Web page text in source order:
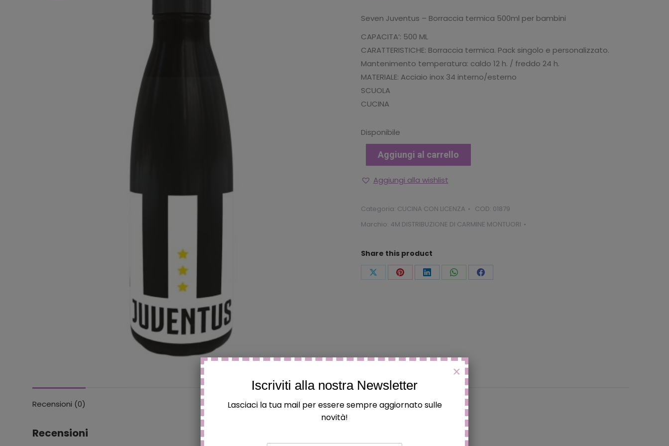
era:
€19.90.
è:
Seven Juventus – Borraccia termica 500ml per bambini
CAPACITA’: 500 ML
CARATTERISTICHE: Borraccia termica. Pack singolo e personalizzato.
Mantenimento temperatura: caldo 12 h. / freddo 24 h.
MATERIALE: Acciaio inox 34 interno/esterno
SCUOLA
CUCINA
Disponibile
Aggiungi al carrello
Aggiungi alla wishlist
Categoria: CUCINA CON LICENZA COD: 01879
Marchio: 4M DISTRIBUZIONE DI CARMINE MONTUORI
Share this product
CondividiCondividiCondividiCondividiCondividi
Recensioni (0)
Recensioni
Iscriviti alla nostra Newsletter
Lasciaci la tua mail per essere sempre aggiornato sulle
novità!
X